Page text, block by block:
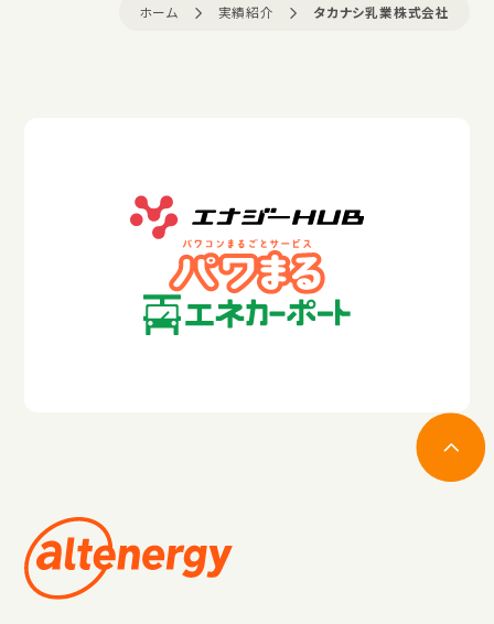
ホーム 実績紹介 タカナシ乳業株式会社